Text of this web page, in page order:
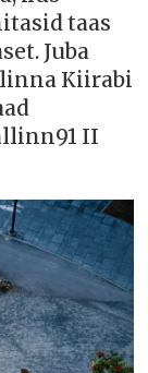
taas
Juba
Kiirabi
II